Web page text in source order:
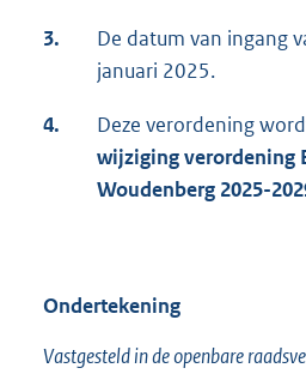
3.
De datum van ingang
januari 2025.
4. Deze verordening
wijziging verordening
Woudenberg 2025-
Ondertekening
Vastgesteld in de openbare